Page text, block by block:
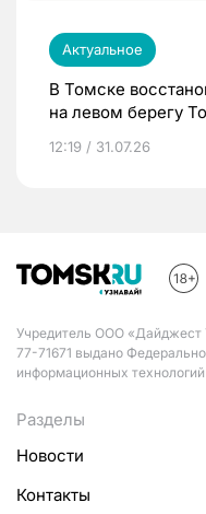
Актуальное
В Томске
на левом берегу
12:19 / 31.07.26
Учредитель ООО
77-71671 выдано
информационных
Разделы
Новости
Контакты